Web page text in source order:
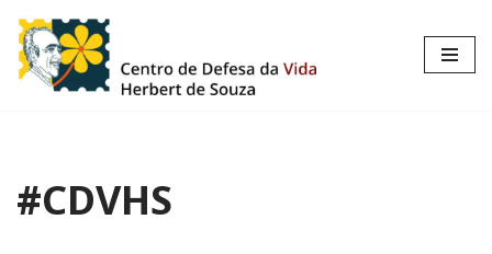
Pular
para
#CDVHS